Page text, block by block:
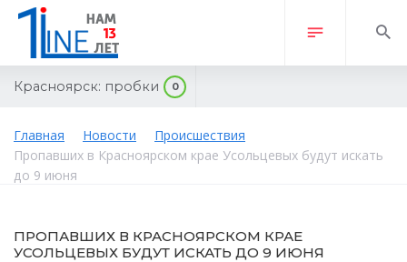
Красноярск: пробки 0
Главная Новости
Происшествия
Пропавших в Красноярском крае Усольцевых будут искать
до 9 июня
ПРОПАВШИХ В КРАСНОЯРСКОМ КРАЕ
УСОЛЬЦЕВЫХ БУДУТ ИСКАТЬ ДО 9 ИЮНЯ